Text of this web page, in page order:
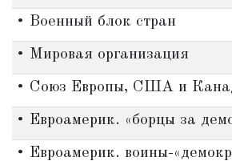
• Военный блок стран
• Мировая организация
• Союз Европы, США и
• Евроамерик. «борцы за
• Евроамерик. воины-